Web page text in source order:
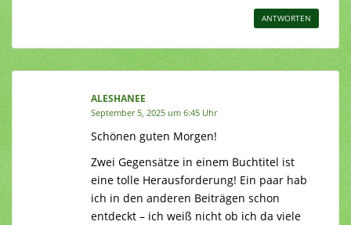
ANTWORTEN
ALESHANEE
September 5, 2025 um 6:45 Uhr
Schönen guten Morgen!
Zwei Gegensätze in einem Buchtitel ist
eine tolle Herausforderung! Ein paar hab
ich in den anderen Beiträgen schon
entdeckt – ich weiß nicht ob ich da viele